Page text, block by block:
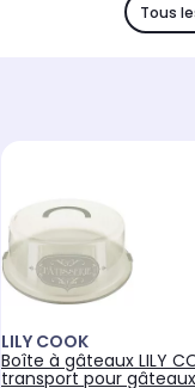
Tous
LILY COOK
Boîte à gâteaux LILY
transport pour gâteaux